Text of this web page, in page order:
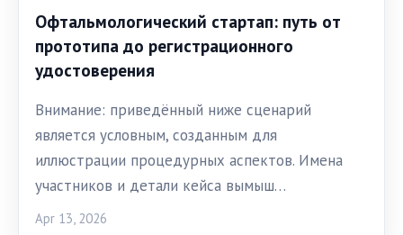
Офтальмологический стартап: путь от
прототипа до регистрационного
удостоверения
Внимание: приведённый ниже сценарий
является условным, созданным для
иллюстрации процедурных аспектов. Имена
участников и детали кейса вымыш…
Apr 13, 2026